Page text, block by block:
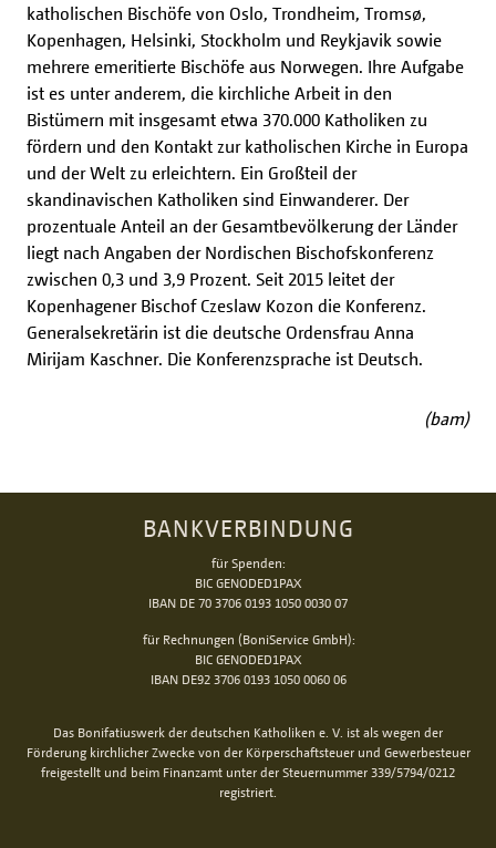
katholischen Bischöfe von Oslo, Trondheim, Tromsø,
Kopenhagen, Helsinki, Stockholm und Reykjavik sowie
mehrere emeritierte Bischöfe aus Norwegen. Ihre Aufgabe
ist es unter anderem, die kirchliche Arbeit in den
Bistümern mit insgesamt etwa 370.000 Katholiken zu
fördern und den Kontakt zur katholischen Kirche in Europa
und der Welt zu erleichtern. Ein Großteil der
skandinavischen Katholiken sind Einwanderer. Der
prozentuale Anteil an der Gesamtbevölkerung der Länder
liegt nach Angaben der Nordischen Bischofskonferenz
zwischen 0,3 und 3,9 Prozent. Seit 2015 leitet der
Kopenhagener Bischof Czeslaw Kozon die Konferenz.
Generalsekretärin ist die deutsche Ordensfrau Anna
Mirijam Kaschner. Die Konferenzsprache ist Deutsch.
(bam)
BANKVERBINDUNG
für Spenden:
BIC GENODED1PAX
IBAN DE 70 3706 0193 1050 0030 07
für Rechnungen (BoniService GmbH):
BIC GENODED1PAX
IBAN DE92 3706 0193 1050 0060 06
Das Bonifatiuswerk der deutschen Katholiken e. V. ist als wegen der
Förderung kirchlicher Zwecke von der Körperschaftsteuer und Gewerbesteuer
freigestellt und beim Finanzamt unter der Steuernummer 339/5794/0212
registriert.